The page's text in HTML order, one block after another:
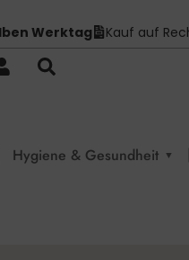
Werktag Kauf auf
Hygiene & Gesundheit ▼